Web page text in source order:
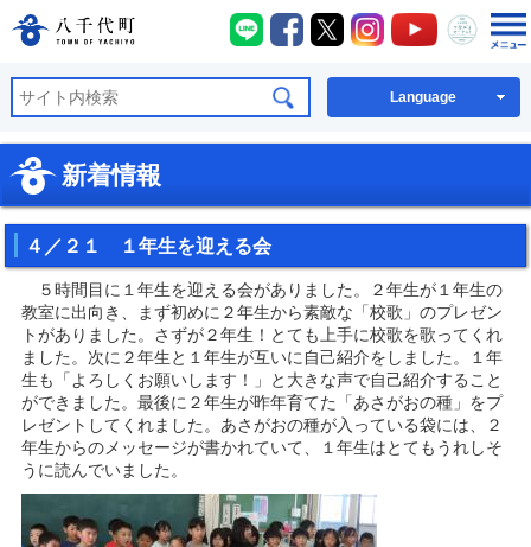
八千代町公式ホームページ
八千代町LINE
八千代町Facebook
八千代町X八千代町Instagram
八千代町
八千
Language
新着情報
４／２１ １年生を迎える会
５時間目に１年生を迎える会がありました。２年生が１年生の
教室に出向き、まず初めに２年生から素敵な「校歌」のプレゼン
トがありました。さずが２年生！とても上手に校歌を歌ってくれ
ました。次に２年生と１年生が互いに自己紹介をしました。１年
生も「よろしくお願いします！」と大きな声で自己紹介すること
ができました。最後に２年生が昨年育てた「あさがおの種」をプ
レゼントしてくれました。あさがおの種が入っている袋には、２
年生からのメッセージが書かれていて、１年生はとてもうれしそ
うに読んでいました。